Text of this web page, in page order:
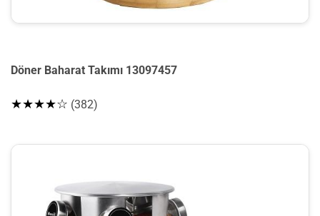
Döner Baharat Takımı 13097457
★★★★☆ (382)